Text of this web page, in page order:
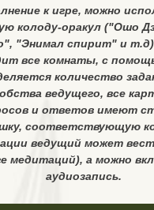
к игре, можно
колоду-оракул ("Ошо
"Энимал спирит" и т.д)
все комнаты, с
количество
ведущего, все
и ответов имеют
соответствующую
ведущий может
медитаций), а можно
аудиозапись.